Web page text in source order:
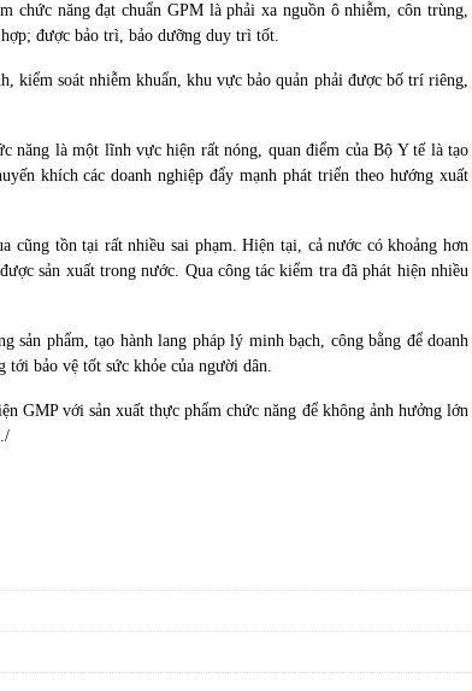
chức năngđạt chuẩn GPM là phải xa nguồn ô nhiễm, côn trùng,
được bảo trì, bảo dưỡng duy trì tốt.
kiểm soát nhiễm khuẩn, khu vực bảo quản phải được bố trí riêng,
năng là một lĩnh vực hiện rất nóng, quan điểm của Bộ Y tế là tạo
khích các doanh nghiệp đẩy mạnh phát triển theo hướng xuất
cũng tồn tại rất nhiều sai phạm. Hiện tại, cả nước có khoảng hơn
sản xuất trong nước. Qua công tác kiểm tra đã phát hiện nhiều
sản phẩm, tạo hành lang pháp lý minh bạch, công bằng để doanh
tới bảo vệ tốt sức khỏe của người dân.
GMP với sản xuất thực phẩm chức năng để không ảnh hưởng lớn